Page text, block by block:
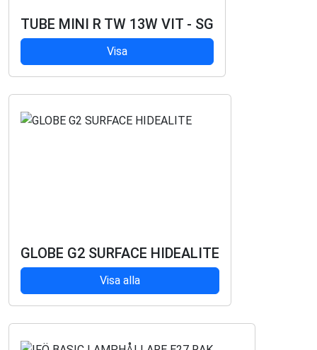
TUBE MINI R TW 13W VIT - SG
Visa
GLOBE G2 SURFACE HIDEALITE
Visa alla